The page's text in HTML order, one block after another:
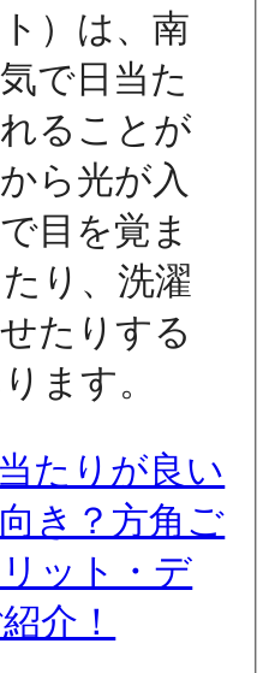
）は、南
で日当た
ることが
ら光が入
目を覚ま
り、洗濯
たりする
ます。
たりが良い
き？方角ご
ット・デ
介！